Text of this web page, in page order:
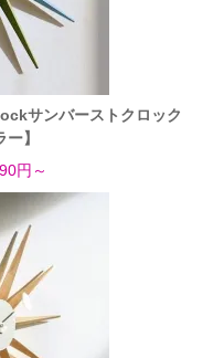
サンバーストクロック
ー】
円～